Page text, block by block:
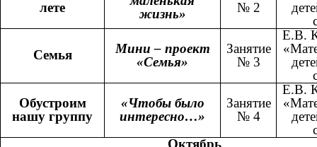
лете
жизнь»
№ 2
Семья
Мини – проект
«Семья»
Занятие
№ 3
Е.В.
Обустроим
нашу группу
«Чтобы было
интересно…»
Занятие
№ 4
Е.В.